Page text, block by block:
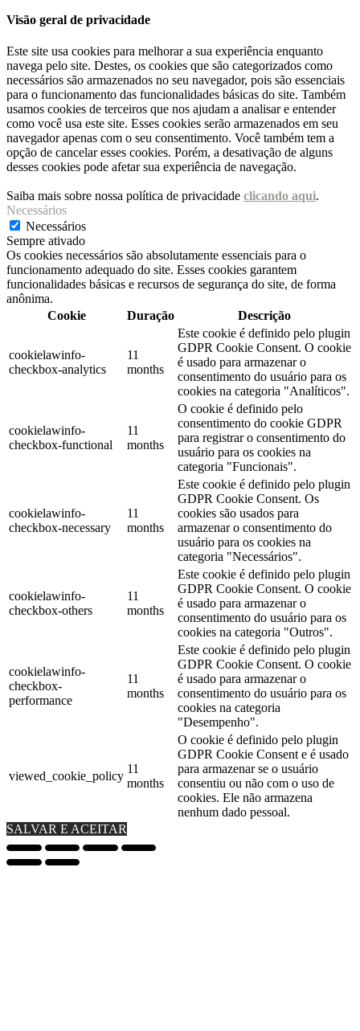
Visão geral de privacidade
Este site usa cookies para melhorar a sua experiência enquanto
navega pelo site. Destes, os cookies que são categorizados como
necessários são armazenados no seu navegador, pois são essenciais
para o funcionamento das funcionalidades básicas do site. Também
usamos cookies de terceiros que nos ajudam a analisar e entender
como você usa este site. Esses cookies serão armazenados em seu
navegador apenas com o seu consentimento. Você também tem a
opção de cancelar esses cookies. Porém, a desativação de alguns
desses cookies pode afetar sua experiência de navegação.
Saiba mais sobre nossa política de privacidade clicando aqui.
Necessários
Necessários
Sempre ativado
Os cookies necessários são absolutamente essenciais para o
funcionamento adequado do site. Esses cookies garantem
funcionalidades básicas e recursos de segurança do site, de forma
anônima.
Cookie
Duração Descrição
cookielawinfo-
checkbox-analytics
11
months
Este cookie é definido pelo plugin
GDPR Cookie Consent. O cookie
é usado para armazenar o
consentimento do usuário para os
cookies na categoria "Analíticos".
cookielawinfo-
checkbox-functional
11
months
O cookie é definido pelo
consentimento do cookie GDPR
para registrar o consentimento do
usuário para os cookies na
categoria "Funcionais".
cookielawinfo-
checkbox-necessary
11
months
Este cookie é definido pelo plugin
GDPR Cookie Consent. Os
cookies são usados ​​para
armazenar o consentimento do
usuário para os cookies na
categoria "Necessários".
cookielawinfo-
checkbox-others
11
months
Este cookie é definido pelo plugin
GDPR Cookie Consent. O cookie
é usado para armazenar o
consentimento do usuário para os
cookies na categoria "Outros".
cookielawinfo-
checkbox-
performance
11
months
Este cookie é definido pelo plugin
GDPR Cookie Consent. O cookie
é usado para armazenar o
consentimento do usuário para os
cookies na categoria
"Desempenho".
viewed_cookie_policy
11
months
O cookie é definido pelo plugin
GDPR Cookie Consent e é usado
para armazenar se o usuário
consentiu ou não com o uso de
cookies. Ele não armazena
nenhum dado pessoal.
SALVAR E ACEITAR